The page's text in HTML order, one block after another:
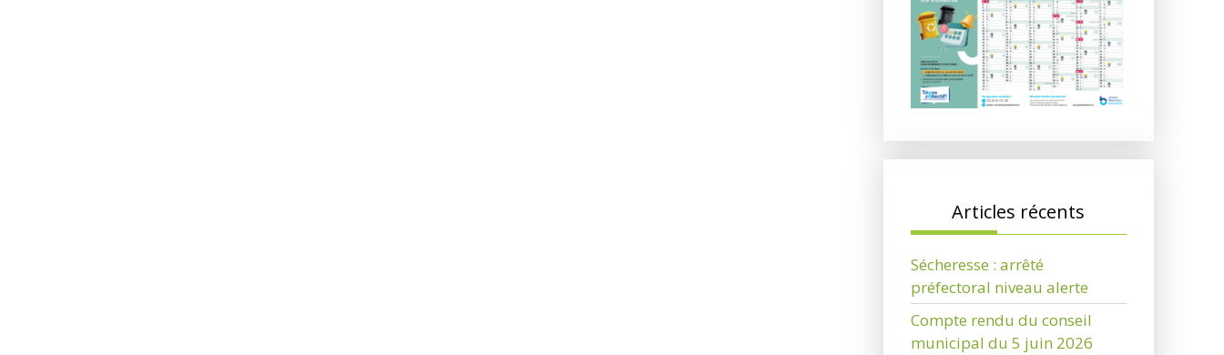
Articles récents
Sécheresse : arrêté
préfectoral niveau alerte
Compte rendu du conseil
municipal du 5 juin 2026